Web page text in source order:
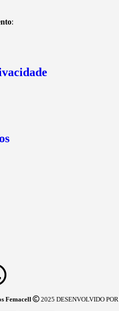
:
Femacell 2025 DESENVOLVIDO POR